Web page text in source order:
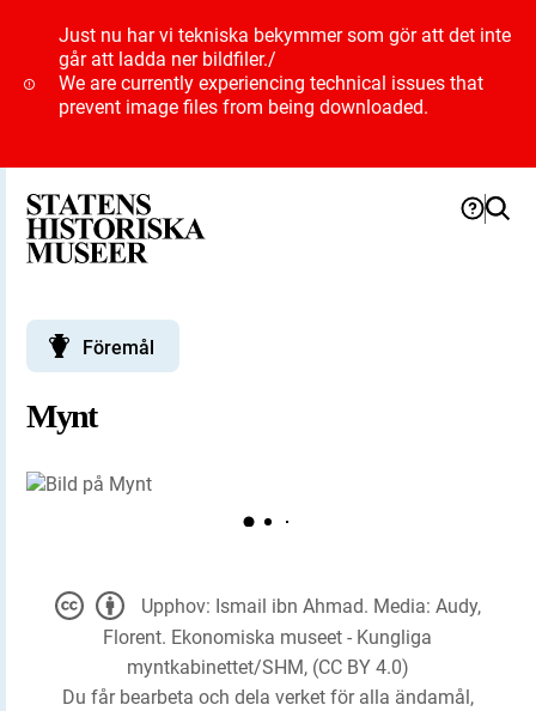
Just nu har vi tekniska bekymmer som gör att det inte
går att ladda ner bildfiler./
We are currently experiencing technical issues that
prevent image files from being downloaded.
Föremål
Mynt
Upphov: Ismail ibn Ahmad. Media: Audy,
Florent. Ekonomiska museet - Kungliga
myntkabinettet/SHM, (CC BY 4.0)
Du får bearbeta och dela verket för alla ändamål,